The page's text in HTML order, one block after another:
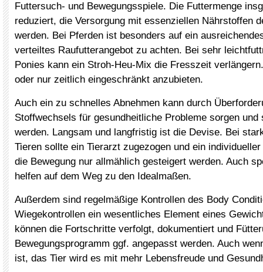
Futtersuch- und Bewegungsspiele. Die Futtermenge
reduziert, die Versorgung mit essenziellen Nährstoffen
werden. Bei Pferden ist besonders auf ein
verteiltes Raufutterangebot zu achten. Bei sehr
Ponies kann ein Stroh-Heu-Mix die Fresszeit
oder nur zeitlich eingeschränkt anzubieten.
Auch ein zu schnelles Abnehmen kann durch
Stoffwechsels für gesundheitliche Probleme sorgen und
werden. Langsam und langfristig ist die Devise. Bei
Tieren sollte ein Tierarzt zugezogen und ein
die Bewegung nur allmählich gesteigert werden. Auch
helfen auf dem Weg zu den Idealmaßen.
Außerdem sind regelmäßige Kontrollen des Body
Wiegekontrollen ein wesentliches Element eines
können die Fortschritte verfolgt, dokumentiert und
Bewegungsprogramm ggf. angepasst werden. Auch
ist, das Tier wird es mit mehr Lebensfreude und